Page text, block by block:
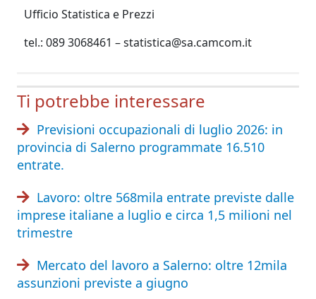
Ufficio Statistica e Prezzi
tel.: 089 3068461 – statistica@sa.camcom.it
Ti potrebbe interessare
Previsioni occupazionali di luglio 2026: in
provincia di Salerno programmate 16.510
entrate.
Lavoro: oltre 568mila entrate previste dalle
imprese italiane a luglio e circa 1,5 milioni nel
trimestre
Mercato del lavoro a Salerno: oltre 12mila
assunzioni previste a giugno